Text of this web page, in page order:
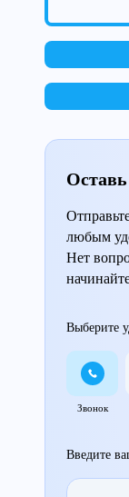
любым
Нет
Выберите
Звонок
Введите